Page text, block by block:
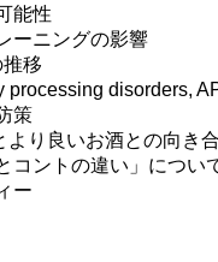
能性
ーニングの影響
移
disorders,
策
より良いお酒との向き
コントの違い」につい
ー